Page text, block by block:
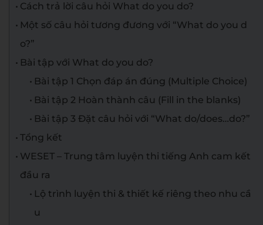
Cách trả lời câu hỏi What do you do?
Một số câu hỏi tương đương với “What do you d
o?”
Bài tập với What do you do?
Bài tập 1 Chọn đáp án đúng (Multiple Choice)
Bài tập 2 Hoàn thành câu (Fill in the blanks)
Bài tập 3 Đặt câu hỏi với “What do/does…do?”
Tổng kết
WESET – Trung tâm luyện thi tiếng Anh cam kết
đầu ra
Lộ trình luyện thi & thiết kế riêng theo nhu cầ
u